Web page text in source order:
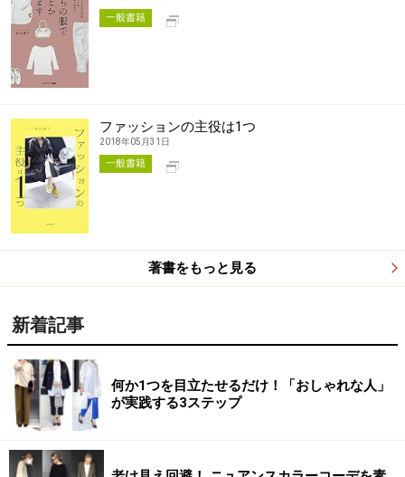
一般書籍
ファッションの主役は1つ
2018年05月31日
一般書籍
著書をもっと見る
新着記事
何か1つを目立たせるだけ！「おしゃれな人」
が実践する3ステップ